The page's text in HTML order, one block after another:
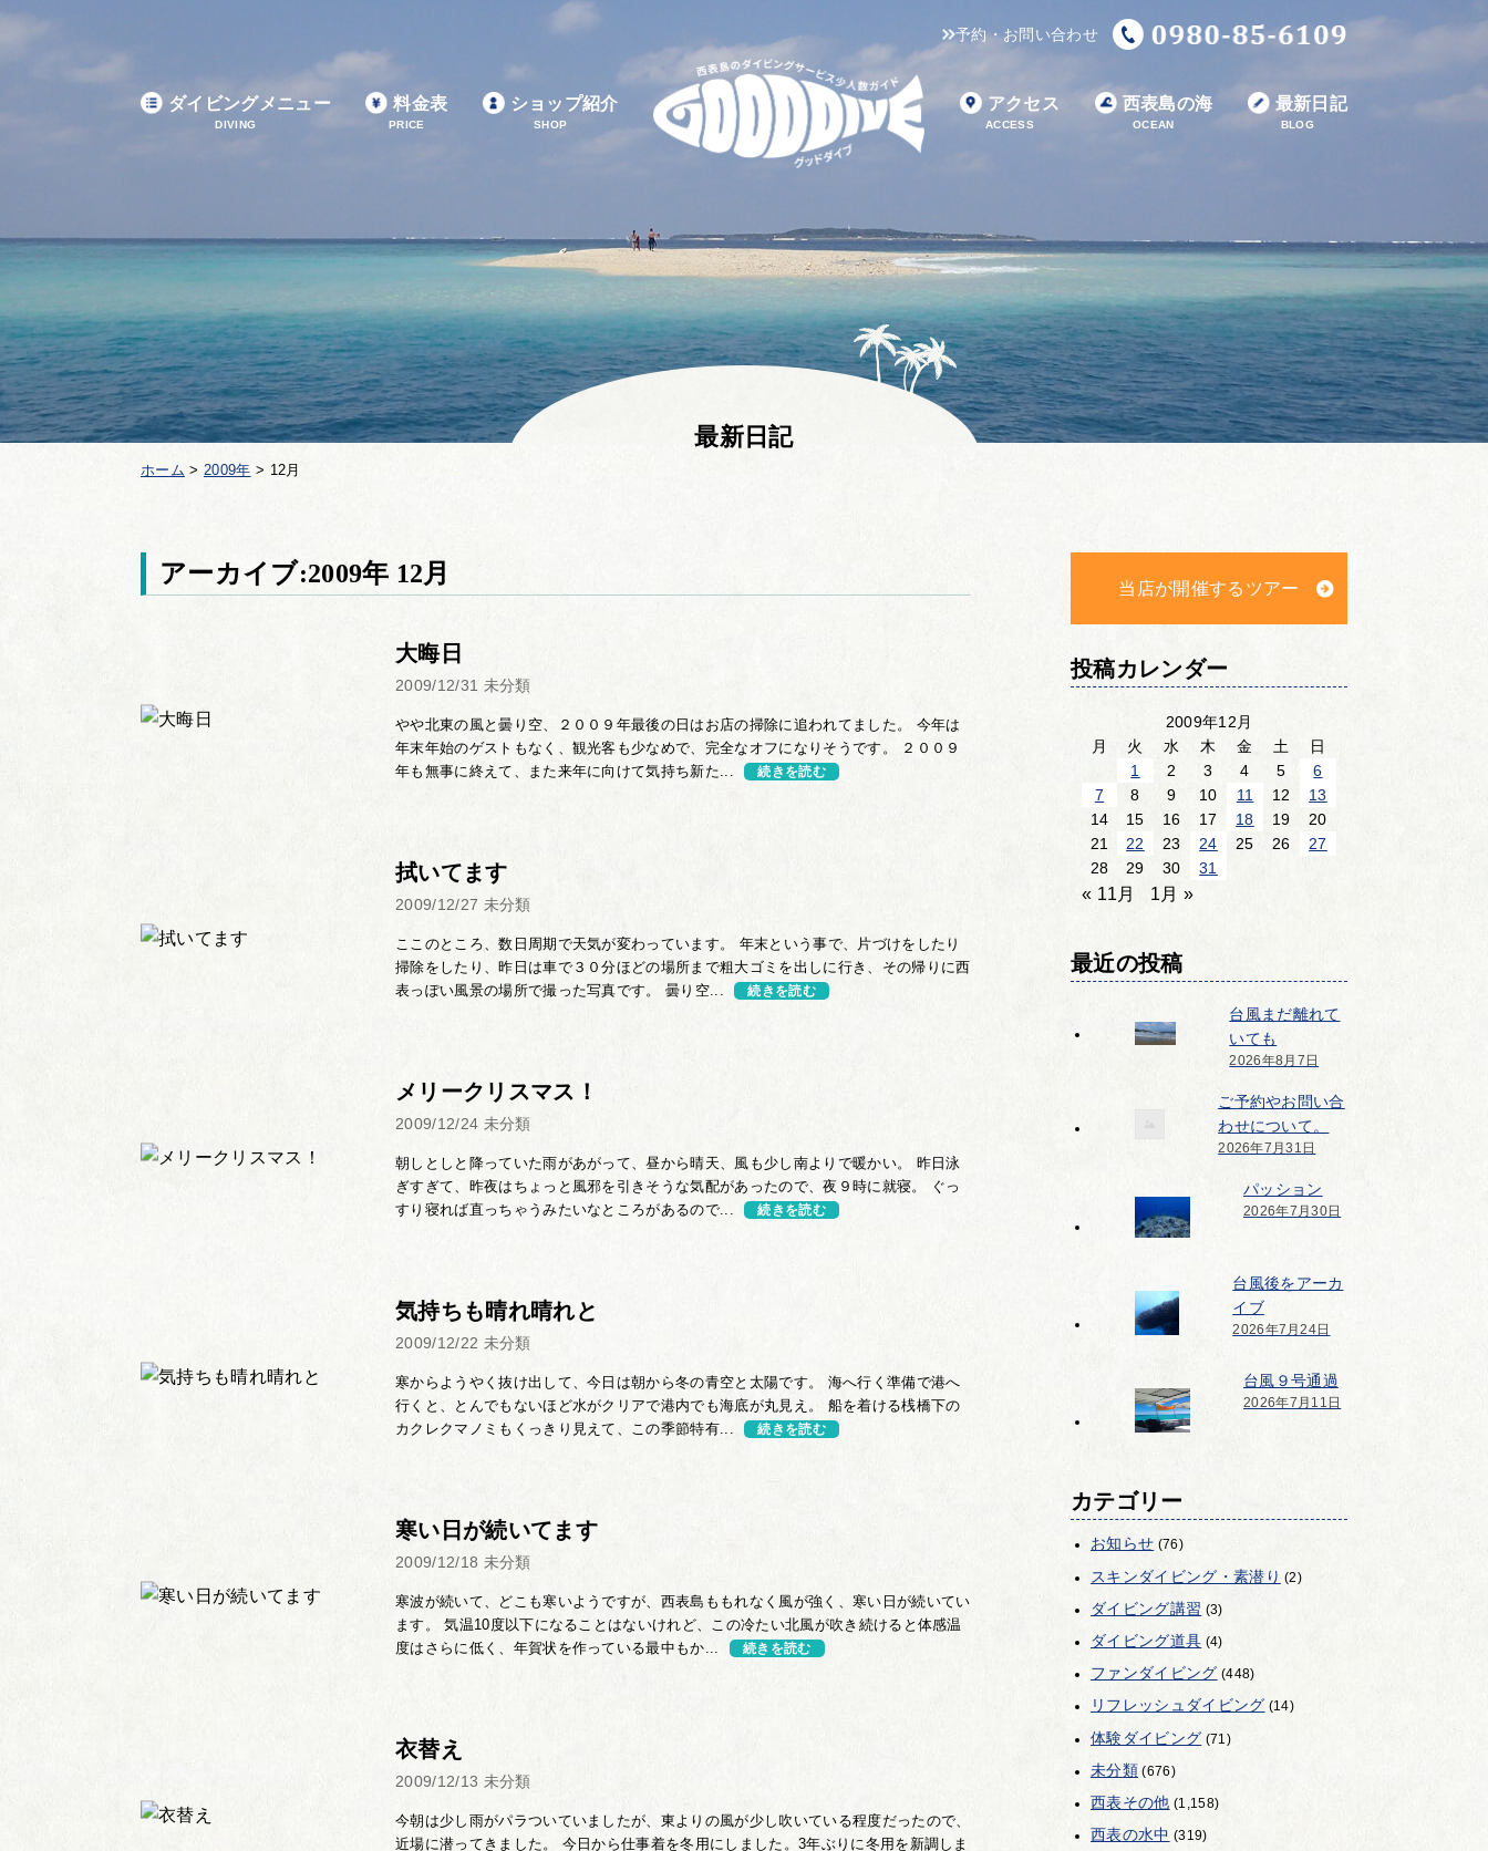
予約・お問い合わせ
ダイビングメニュー
DIVING
料金表
PRICE
ショップ紹介
SHOP
アクセス
ACCESS
西表島の海
OCEAN
最新日記
BLOG
最新日記
ホーム > 2009年 > 12月
アーカイブ:2009年 12月
大晦日
2009/12/31 未分類
やや北東の風と曇り空、２００９年最後の日はお店の掃除に追われてました。 今年は
年末年始のゲストもなく、観光客も少なめで、完全なオフになりそうです。 ２００９
年も無事に終えて、また来年に向けて気持ち新た...
続きを読む
拭いてます
2009/12/27 未分類
ここのところ、数日周期で天気が変わっています。 年末という事で、片づけをしたり
掃除をしたり、昨日は車で３０分ほどの場所まで粗大ゴミを出しに行き、その帰りに西
表っぽい風景の場所で撮った写真です。 曇り空...
続きを読む
メリークリスマス！
2009/12/24 未分類
朝しとしと降っていた雨があがって、昼から晴天、風も少し南よりで暖かい。 昨日泳
ぎすぎて、昨夜はちょっと風邪を引きそうな気配があったので、夜９時に就寝。 ぐっ
すり寝れば直っちゃうみたいなところがあるので...
続きを読む
気持ちも晴れ晴れと
2009/12/22 未分類
寒からようやく抜け出して、今日は朝から冬の青空と太陽です。 海へ行く準備で港へ
行くと、とんでもないほど水がクリアで港内でも海底が丸見え。 船を着ける桟橋下の
カクレクマノミもくっきり見えて、この季節特有...
続きを読む
寒い日が続いてます
2009/12/18 未分類
寒波が続いて、どこも寒いようですが、西表島ももれなく風が強く、寒い日が続いてい
ます。 気温10度以下になることはないけれど、この冷たい北風が吹き続けると体感温
度はさらに低く、年賀状を作っている最中もか...
続きを読む
衣替え
2009/12/13 未分類
今朝は少し雨がパラついていましたが、東よりの風が少し吹いている程度だったので、
近場に潜ってきました。 今日から仕事着を冬用にしました。3年ぶりに冬用を新調しま
当店が開催するツアー
投稿カレンダー
2009年12月
月
火 水 木 金 土
日
1
2 3 4 5
6
7
8 9 10 11 12
13
14
15 16 17 18 19
20
21
22 23 24 25 26
27
28
29 30 31
« 11月 1月 »
最近の投稿
台風まだ離れて
いても
2026年8月7日
ご予約やお問い合
わせについて。
2026年7月31日
パッション
2026年7月30日
台風後をアーカ
イブ
2026年7月24日
台風９号通過
2026年7月11日
カテゴリー
お知らせ (76)
スキンダイビング・素潜り (2)
ダイビング講習 (3)
ダイビング道具 (4)
ファンダイビング (448)
リフレッシュダイビング (14)
体験ダイビング (71)
未分類(676)
西表その他 (1,158)
西表の水中 (319)